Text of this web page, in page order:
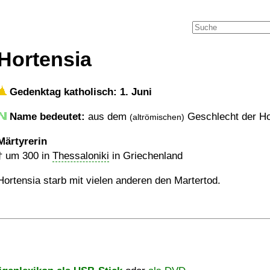
Gedenktag katholisch: 1. Juni
Name bedeutet: aus dem (altrömischen) Geschlecht der
um 300 in Thessaloniki in Griechenland
starb mit vielen anderen den Martertod.